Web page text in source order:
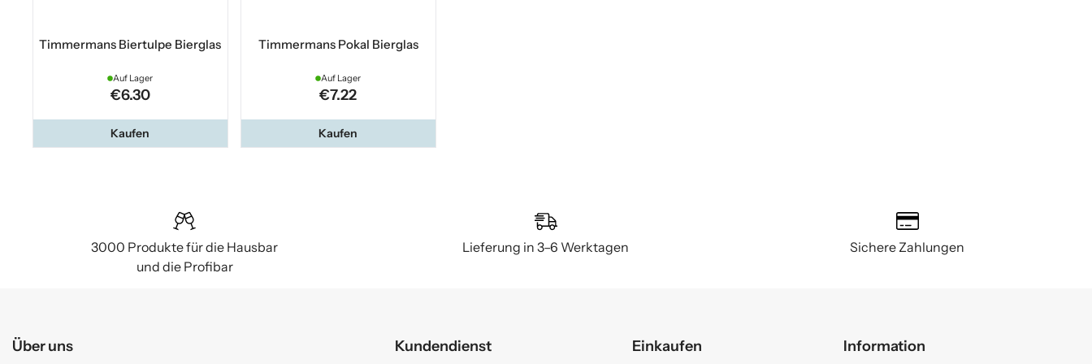
Timmermans Biertulpe Bierglas
Auf Lager
€6.30
Kaufen
Timmermans Pokal Bierglas
Auf Lager
€7.22
Kaufen
3000 Produkte für die Hausbar
und die Profibar
Lieferung in 3–6 Werktagen Sichere Zahlungen
Über uns Kundendienst Einkaufen Information